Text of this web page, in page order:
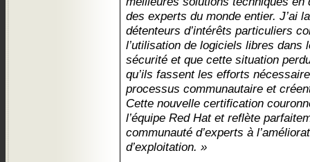
des experts du monde entier. J’ai
détenteurs d’intérêts particuliers
l’utilisation de logiciels libres dans
sécurité et que cette situation
qu’ils fassent les efforts
processus communautaire et
Cette nouvelle certification
l’équipe Red Hat et reflète
communauté d’experts à
d’exploitation. »